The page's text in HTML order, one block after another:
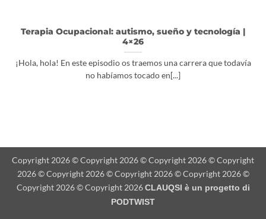
Terapia Ocupacional: autismo, sueño y tecnología |
4×26
¡Hola, hola! En este episodio os traemos una carrera que todavía
no habíamos tocado en[...]
Copyright 2026 © Copyright 2026 © Copyright 2026 © Copyright
2026 © Copyright 2026 © Copyright 2026 © Copyright 2026 ©
Copyright 2026 © Copyright 2026CLAUQSI è un progetto di
PODTWIST